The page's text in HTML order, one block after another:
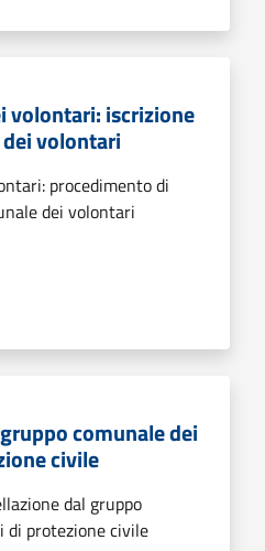
volontari: iscrizione
volontari
procedimento di
dei volontari
comunale dei
civile
dal gruppo
di protezione civile